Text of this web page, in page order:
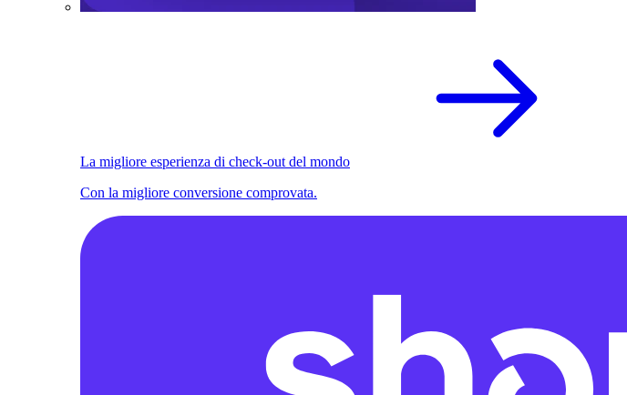
La migliore esperienza di check-out del mondo
Con la migliore conversione comprovata.